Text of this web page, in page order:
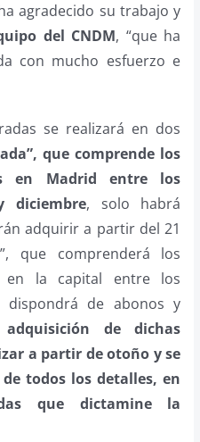
agradecido su trabajo y
del CNDM, “que ha
con mucho esfuerzo e
se realizará en dos
quecomprende los
en Madrid entre los
diciembre, solo habrá
adquirir a partir del 21
que comprenderá los
en la capital entre los
de abonos y
de dichas
a partir de otoño y se
todos los detalles, en
que dictamine la